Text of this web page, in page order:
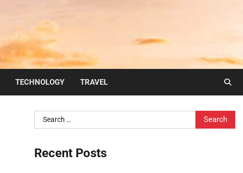
TECHNOLOGY TRAVEL
Search
for:
Recent Posts